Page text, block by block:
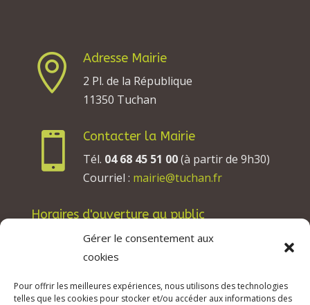
Gérer le consentement aux
cookies
Pour offrir les meilleures expériences, nous utilisons des technologies
telles que les cookies pour stocker et/ou accéder aux informations des

Adresse Mairie
2 Pl. de la République
11350 Tuchan

Contacter la Mairie
Tél. 04 68 45 51 00(à partir de 9h30)
Courriel : mairie@tuchan.fr
Horaires d'ouverture au public
Les lundis, mardis et jeudis : de 8h à 12h et de
13h30 à 17h30.
Les vendredis : de 8h à 12h.